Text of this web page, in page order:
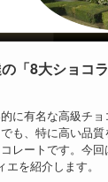
「8大ショコ
に有名な高級チ
も、特に高い品
レートです。今
エを紹介します。